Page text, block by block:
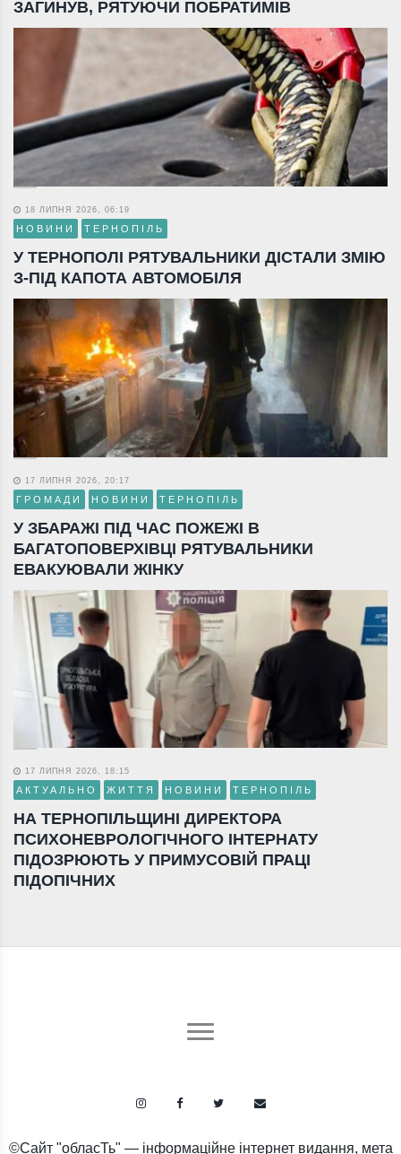
ЗАГИНУВ, РЯТУЮЧИ ПОБРАТИМІВ
18 ЛИПНЯ 2026, 06:19
НОВИНИ ТЕРНОПІЛЬ
У ТЕРНОПОЛІ РЯТУВАЛЬНИКИ ДІСТАЛИ ЗМІЮ
З-ПІД КАПОТА АВТОМОБІЛЯ
17 ЛИПНЯ 2026, 20:17
ГРОМАДИ НОВИНИ ТЕРНОПІЛЬ
У ЗБАРАЖІ ПІД ЧАС ПОЖЕЖІ В
БАГАТОПОВЕРХІВЦІ РЯТУВАЛЬНИКИ
ЕВАКУЮВАЛИ ЖІНКУ
17 ЛИПНЯ 2026, 18:15
АКТУАЛЬНО ЖИТТЯ НОВИНИ ТЕРНОПІЛЬ
НА ТЕРНОПІЛЬЩИНІ ДИРЕКТОРА
ПСИХОНЕВРОЛОГІЧНОГО ІНТЕРНАТУ
ПІДОЗРЮЮТЬ У ПРИМУСОВІЙ ПРАЦІ
ПІДОПІЧНИХ
©Сайт "обласТь" — інформаційне інтернет видання, мета